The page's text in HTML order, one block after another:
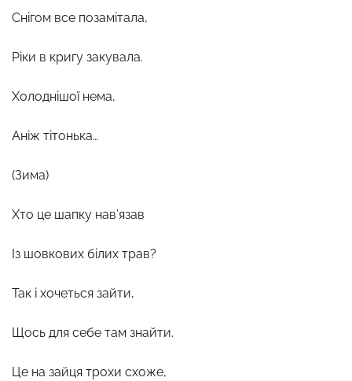
Снігом все позамітала,
Ріки в кригу закувала.
Холоднішої нема,
Аніж тітонька…
(Зима)
Хто це шапку нав’язав
Із шовкових білих трав?
Так і хочеться зайти,
Щось для себе там знайти.
Це на зайця трохи схоже,